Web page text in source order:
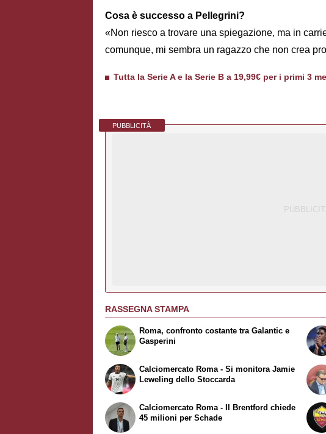
Cosa è successo a Pellegrini?
«Non riesco a trovare una spiegazione, ma in
comunque, mi sembra un ragazzo che non crea
Tutta la Serie A e la Serie B a 19,99€ per i primi 3
PUBBLICITÀ
RASSEGNA STAMPA
Roma, confronto costante tra Galantic e
Gasperini
Calciomercato Roma - Si monitora Jamie
Leweling dello Stoccarda
Calciomercato Roma - Il Brentford chiede
45 milioni per Schade